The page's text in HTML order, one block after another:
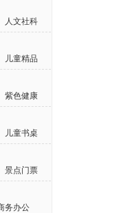
人文社科
儿童精品
紫色健康
儿童书桌
景点门票
务办公